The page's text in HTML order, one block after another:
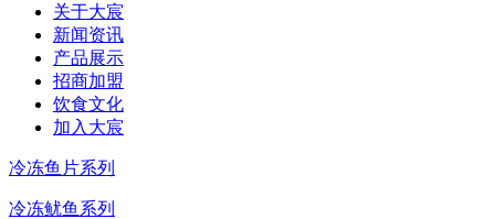
关于大宸
新闻资讯
产品展示
招商加盟
饮食文化
加入大宸
冷冻鱼片系列
冷冻鱿鱼系列